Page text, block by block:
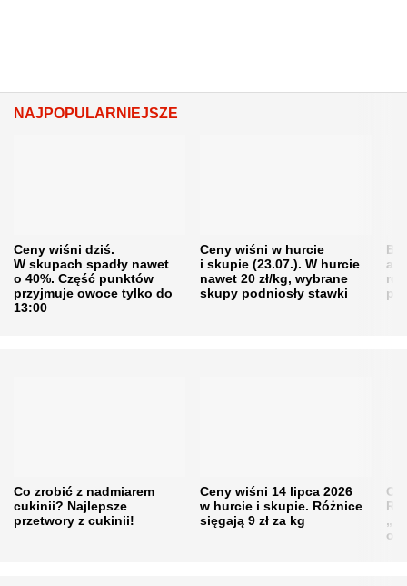
NAJPOPULARNIEJSZE
Ceny wiśni dziś.
W skupach spadły nawet
o 40%. Część punktów
przyjmuje owoce tylko do
13:00
Ceny wiśni w hurcie
i skupie (23.07.). W hurcie
nawet 20 zł/kg, wybrane
skupy podniosły stawki
Co zrobić z nadmiarem
cukinii? Najlepsze
przetwory z cukinii!
Ceny wiśni 14 lipca 2026
w hurcie i skupie. Różnice
sięgają 9 zł za kg